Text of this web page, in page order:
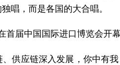
唱，而是各国的大合唱。
届中国国际进口博览会开
应链深入发展，你中有我